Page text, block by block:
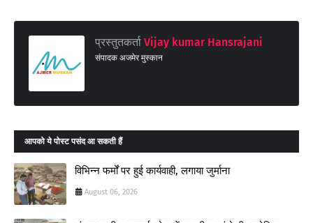
प्रस्तुतकर्ता Vijay kumar Hansrajani
संपादक अजमेर मुस्कान
आपको ये पोस्ट पसंद आ सकती हैं
विभिन्न फर्मों पर हुई कार्यवाही, लगाया जुर्माना
August 06, 2026